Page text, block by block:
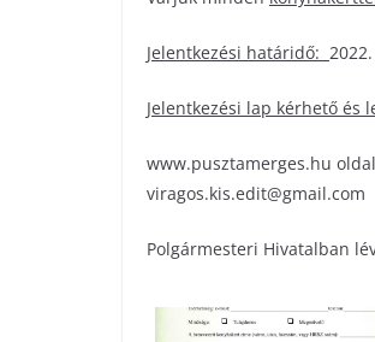
Jelentkezési határidő:
Jelentkezési lap kérhető és
www.pusztamerges.hu
viragos.kis.edit@gmail.com
Polgármesteri Hivatalban